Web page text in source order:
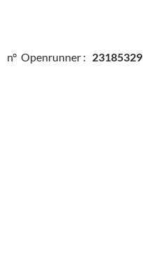
n° Openrunner : 23185329